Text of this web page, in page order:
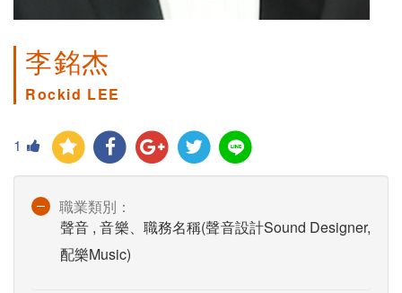
李銘杰
Rockid LEE
1
職業類別：
聲音 , 音樂、職務名稱(聲音設計Sound Designer,
配樂Music)